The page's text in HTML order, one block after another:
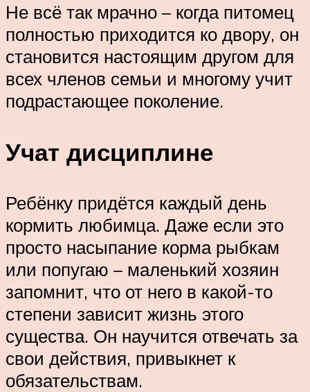
Не всё так мрачно – когда питомец
полностью приходится ко двору, он
становится настоящим другом для
всех членов семьи и многому учит
подрастающее поколение.
Учат дисциплине
Ребёнку придётся каждый день
кормить любимца. Даже если это
просто насыпание корма рыбкам
или попугаю – маленький хозяин
запомнит, что от него в какой-то
степени зависит жизнь этого
существа. Он научится отвечать за
свои действия, привыкнет к
обязательствам.